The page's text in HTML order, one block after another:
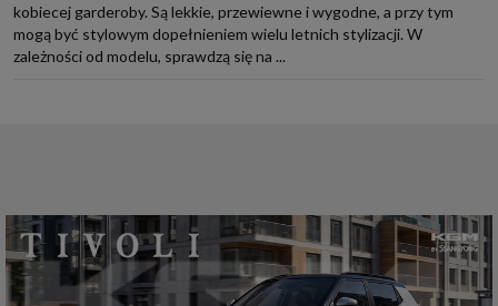
kobiecej garderoby. Są lekkie, przewiewne i wygodne, a przy tym
mogą być stylowym dopełnieniem wielu letnich stylizacji. W
zależności od modelu, sprawdzą się na ...